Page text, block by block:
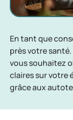
En tant que
près votre
vous souhaitez
claires sur votre
grâce aux